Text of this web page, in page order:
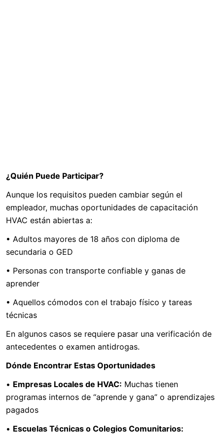
¿Quién Puede Participar?
Aunque los requisitos pueden cambiar según el
empleador, muchas oportunidades de capacitación
HVAC están abiertas a:
• Adultos mayores de 18 años con diploma de
secundaria o GED
• Personas con transporte confiable y ganas de
aprender
• Aquellos cómodos con el trabajo físico y tareas
técnicas
En algunos casos se requiere pasar una verificación de
antecedentes o examen antidrogas.
Dónde Encontrar Estas Oportunidades
• Empresas Locales de HVAC: Muchas tienen
programas internos de “aprende y gana” o aprendizajes
pagados
• Escuelas Técnicas o Colegios Comunitarios: